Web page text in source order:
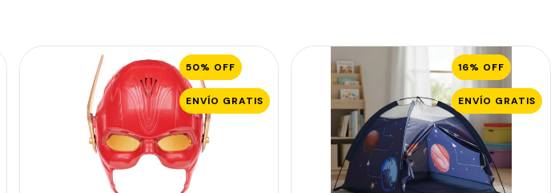
50% OFF
ENVÍO GRATIS
16% OFF
ENVÍO GRATIS